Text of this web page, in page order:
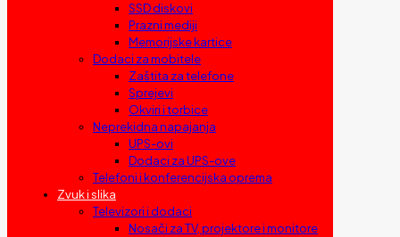
SSD diskovi
Prazni mediji
Memorijske kartice
Dodaci za mobitele
Zaštita za telefone
Sprejevi
Okviri i torbice
Neprekidna napajanja
UPS-ovi
Dodaci za UPS-ove
Telefoni i konferencijska oprema
Zvuk i slika
Televizori i dodaci
Nosači za TV, projektore i monitore